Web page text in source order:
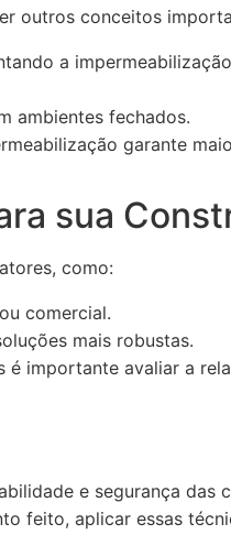
outros conceitos
a
ambientes fechados.
garante
sua
como:
comercial.
mais robustas.
é importante avaliar a
e segurança das
feito, aplicar essas